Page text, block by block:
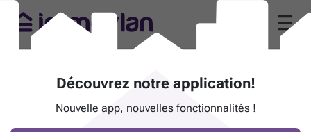
Découvrez notre application!
Nouvelle app, nouvelles fonctionnalités !